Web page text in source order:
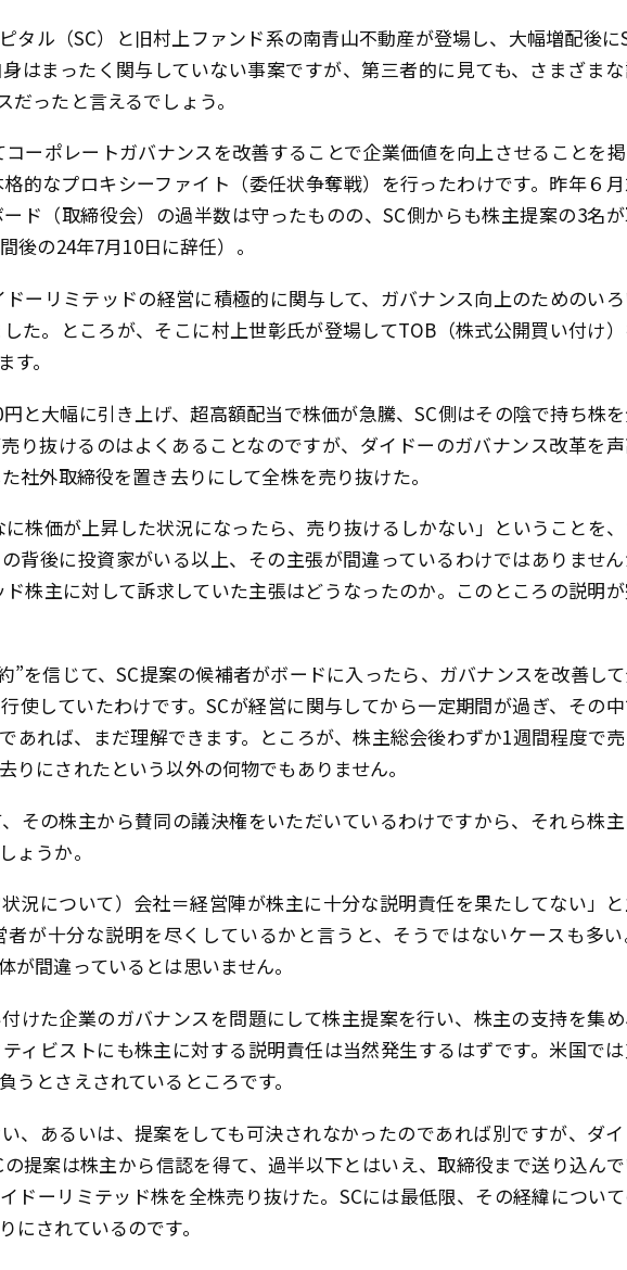
タル（SC）と旧村上ファンド系の南青山不動産が登場し、大幅増配後に
はまったく関与していない事案ですが、第三者的に見ても、さまざま
ったと言えるでしょう。
ーポレートガバナンスを改善することで企業価値を向上させることを掲
的なプロキシーファイト（委任状争奪戦）を行ったわけです。昨年６
ド（取締役会）の過半数は守ったものの、SC側からも株主提案の3名
後の24年7月10日に辞任）。
ーリミテッドの経営に積極的に関与して、ガバナンス向上のためのい
。ところが、そこに村上世彰氏が登場してTOB（株式公開買い付け
。
と大幅に引き上げ、超高額配当で株価が急騰、SC側はその陰で持ち株
り抜けるのはよくあることなのですが、ダイドーのガバナンス改革を
社外取締役を置き去りにして全株を売り抜けた。
株価が上昇した状況になったら、売り抜けるしかない」ということを
背後に投資家がいる以上、その主張が間違っているわけではありませ
株主に対して訴求していた主張はどうなったのか。このところの説明
”を信じて、SC提案の候補者がボードに入ったら、ガバナンスを改善し
使していたわけです。SCが経営に関与してから一定期間が過ぎ、その
あれば、まだ理解できます。ところが、株主総会後わずか1週間程度で
にされたという以外の何物でもありません。
その株主から賛同の議決権をいただいているわけですから、それら株
ょうか。
況について）会社＝経営陣が株主に十分な説明責任を果たしてない」
が十分な説明を尽くしているかと言うと、そうではないケースも多
間違っているとは思いません。
けた企業のガバナンスを問題にして株主提案を行い、株主の支持を集
ィビストにも株主に対する説明責任は当然発生するはずです。米国で
とさえされているところです。
、あるいは、提案をしても可決されなかったのであれば別ですが、ダイ
提案は株主から信認を得て、過半以下とはいえ、取締役まで送り込ん
ドーリミテッド株を全株売り抜けた。SCには最低限、その経緯につい
されているのです。